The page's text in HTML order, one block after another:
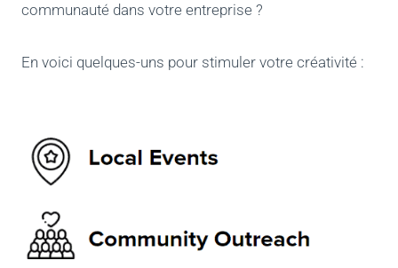
communauté dans votre entreprise ?
En voici quelques-uns pour stimuler votre créativité :